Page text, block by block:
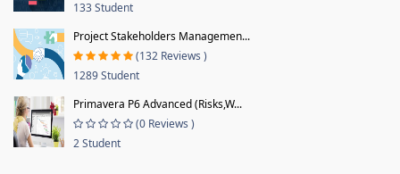
133 Student
Project Stakeholders Managemen...
(132 Reviews )
1289 Student
Primavera P6 Advanced (Risks,W...
(0 Reviews )
2 Student